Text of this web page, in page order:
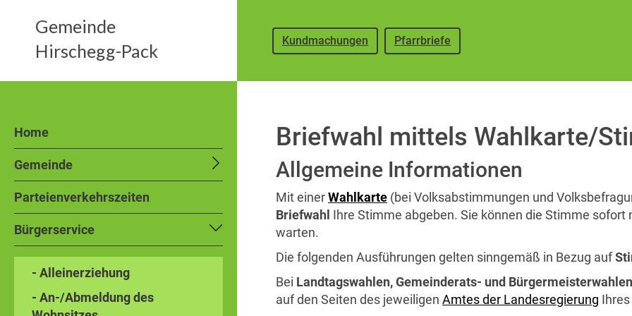
Kundmachungen Pfarrbriefe
Gemeinde
Hirschegg-Pack
Home
Gemeinde
Parteienverkehrszeiten
Bürgerservice
- Alleinerziehung
- An-/Abmeldung des
Briefwahl mittels Wahlkarte/
Allgemeine Informationen
Mit einerWahlkarte (bei Volksabstimmungen und
Briefwahl Ihre Stimme abgeben. Sie können die Stimme
warten.
Die folgenden Ausführungen gelten sinngemäß in Bezug auf
Bei Landtagswahlen, Gemeinderats- und Bürgermeisterwahlen
auf den Seiten des jeweiligen Amtes der Landesregierung